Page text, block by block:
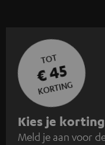
TOT
€ 45
KORTING
A
a
Kies je
Meld je aan voor